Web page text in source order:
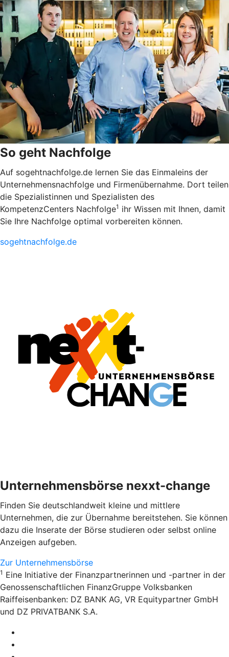
So geht Nachfolge
Auf sogehtnachfolge.de lernen Sie das Einmaleins der
Unternehmensnachfolge und Firmenübernahme. Dort teilen
die Spezialistinnen und Spezialisten des
KompetenzCenters Nachfolge1 ihr Wissen mit Ihnen, damit
Sie Ihre Nachfolge optimal vorbereiten können.
sogehtnachfolge.de
Unternehmensbörse nexxt-change
Finden Sie deutschlandweit kleine und mittlere
Unternehmen, die zur Übernahme bereitstehen. Sie können
dazu die Inserate der Börse studieren oder selbst online
Anzeigen aufgeben.
Zur Unternehmensbörse
1 Eine Initiative der Finanzpartnerinnen und -partner in der
Genossenschaftlichen FinanzGruppe Volksbanken
Raiffeisenbanken: DZ BANK AG, VR Equitypartner GmbH
und DZ PRIVATBANK S.A.